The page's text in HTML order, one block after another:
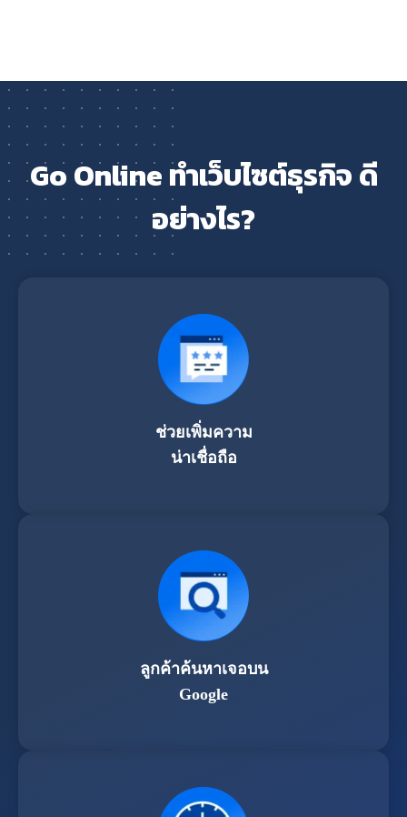
Go Online ทำเว็บไซต์ธุรกิจ ดี
อย่างไร?
ช่วยเพิ่มความ
น่าเชื่อถือ
ลูกค้าค้นหาเจอบน
Google